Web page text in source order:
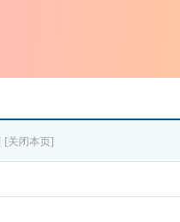
[关闭本页]